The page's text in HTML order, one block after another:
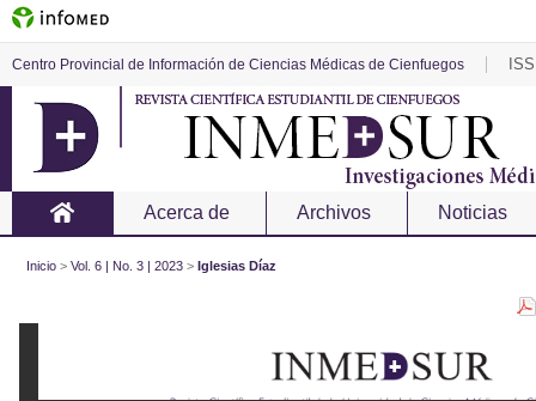
Centro Provincial de Información de Ciencias Médicas de Cienfuegos
Acerca de Archivos Noticias
Inicio > Vol. 6 | No. 3 | 2023 > Iglesias Díaz